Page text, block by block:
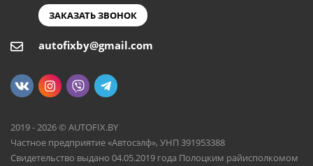
ЗАКАЗАТЬ ЗВОНОК
autofixby@gmail.com
2019 - 2026 © AUTOFIX.BY
Частное предприятие «Автосэлф», УНП 391953388
Свидетельство выдано 04.05.2019 года Полоцким райисполкомом